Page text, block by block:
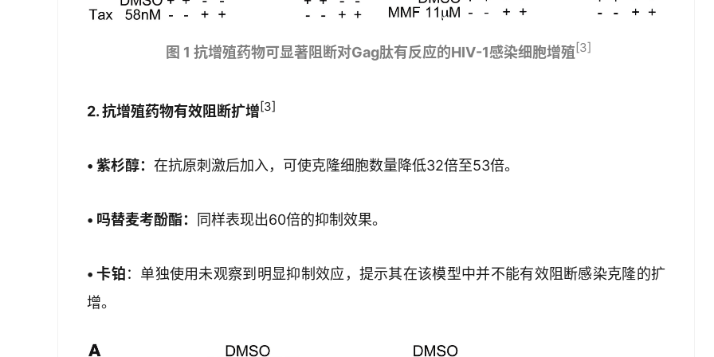
图 1 抗增殖药物可显著阻断对Gag肽有反应的HIV-1感染细胞增殖[3]
2. 抗增殖药物有效阻断扩增[3]
• 紫杉醇： 在抗原刺激后加入，可使克隆细胞数量降低32倍至53倍。
• 吗替麦考酚酯： 同样表现出60倍的抑制效果。
• 卡铂：单独使用未观察到明显抑制效应，提示其在该模型中并不能有效阻断感染克隆的扩
增。